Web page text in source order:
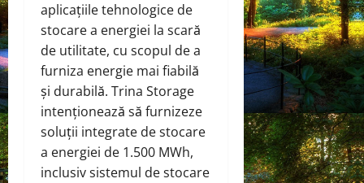
aplicațiile tehnologice de
stocare a energiei la scară
de utilitate, cu scopul de a
furniza energie mai fiabilă
și durabilă. Trina Storage
intenționează să furnizeze
soluții integrate de stocare
a energiei de 1.500 MWh,
inclusiv sistemul de stocare